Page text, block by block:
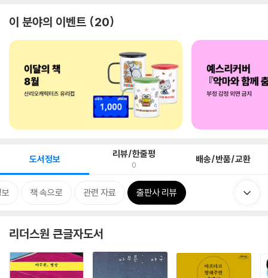
이 분야의 이벤트 20
도서정보 리뷰/한줄평
0 배송/반품/교환
책 속으로 관련 자료 출판사 리뷰
리더스원 큰글자도서